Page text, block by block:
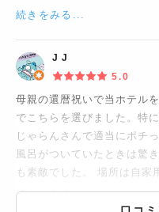
続きをみる...
J J
5.0
母親の還暦祝いで当ホテル
でこちらを選びました。特
じゃらんさんで適当にポチ
風呂がついていたときは驚
も素敵でした。 場所は自家
続きをみる...